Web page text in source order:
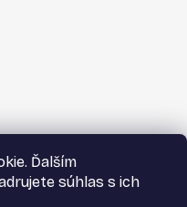
Ďalším
súhlas s ich